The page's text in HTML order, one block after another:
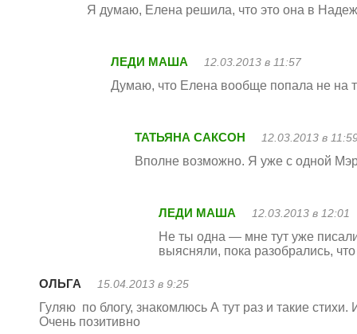
Я думаю, Елена решила, что это она в
ЛЕДИ МАША 12.03.2013 в 11:57
Думаю, что Елена вообще попала не на
ТАТЬЯНА САКСОН 12.03.2013 в
Вполне возможно. Я уже с одной
ЛЕДИ МАША 12.03.2013 в 12:01
Не ты одна — мне тут уже
выясняли, пока разобрались,
ОЛЬГА 15.04.2013 в 9:25
Гуляю по блогу, знакомлюсь А тут раз и такие
Очень позитивно